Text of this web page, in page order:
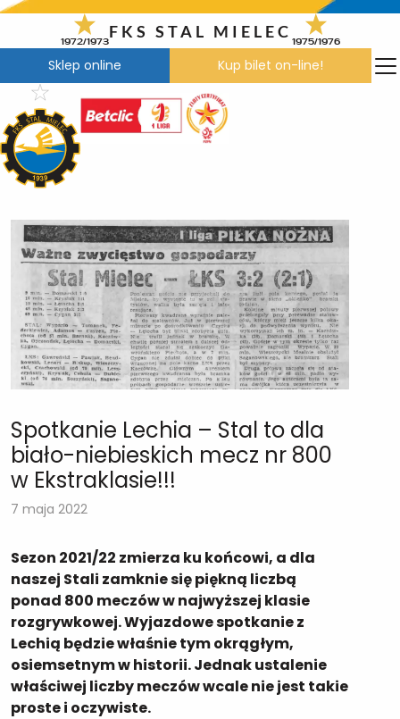
Przejdź
treści
1972/1973
FKS STAL MIELEC
1975/1976
Sklep online Kup bilet on-line!
Spotkanie Lechia – Stal to dla
biało-niebieskich mecz nr 800
w Ekstraklasie!!!
7 maja 2022
Sezon 2021/22 zmierza ku końcowi, a dla
naszej Stali zamknie się piękną liczbą
ponad 800 meczów w najwyższej klasie
rozgrywkowej. Wyjazdowe spotkanie z
Lechią będzie właśnie tym okrągłym,
osiemsetnym w historii. Jednak ustalenie
właściwej liczby meczów wcale nie jest takie
proste i oczywiste.